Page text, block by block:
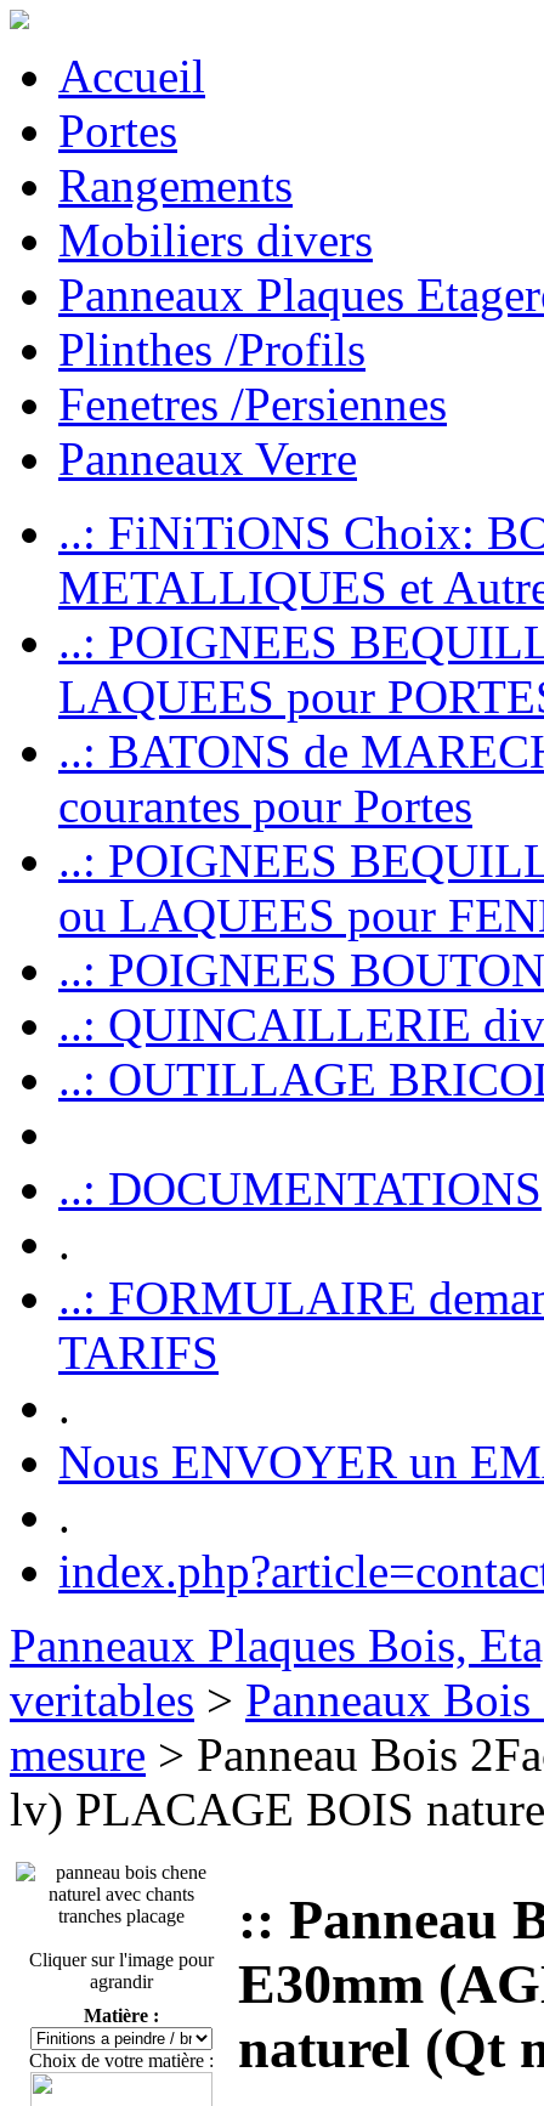
Accueil
Portes
Rangements
Mobiliers divers
Panneaux Plaques
Plinthes /Profils
Fenetres /Persiennes
Panneaux Verre
..: FiNiTiONS Choix:
METALLIQUES et
..: POIGNEES
LAQUEES pour
..: BATONS de
courantes pour Portes
..: POIGNEES
ou LAQUEES pour
..: POIGNEES
..: QUINCAILLERIE
..: OUTILLAGE
..: DOCUMENTATIONS
.
..: FORMULAIRE
TARIFS
.
Nous ENVOYER un
.
Panneaux Plaques Bois,
veritables > Panneaux
mesure > Panneau Bois
lv) PLACAGE BOIS
Cliquer sur l'image pour
agrandir
Matière :
Choix de votre matière :
:: Panneau
E30mm
naturel (Qt